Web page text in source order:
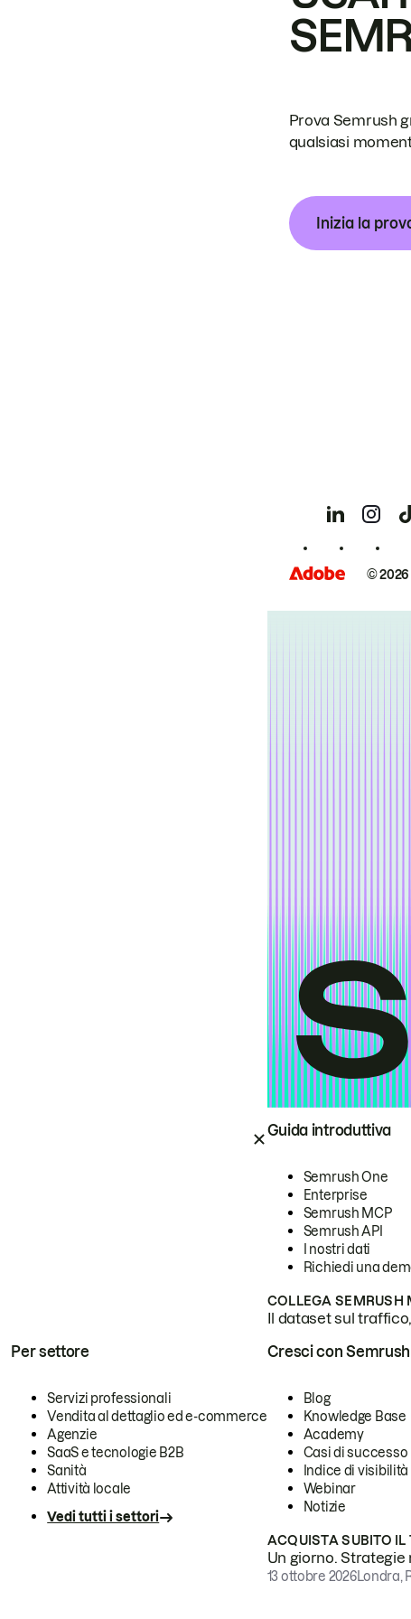
Guida introduttiva
Semrush One
Enterprise
Semrush MCP
Semrush API
I nostri dati
Richiedi una
COLLEGA SEMRUSH
Il dataset sul
Per settore
Servizi professionali
Vendita al dettaglio ed e-commerce
Agenzie
SaaS e tecnologie B2B
Sanità
Attività locale
Vedi tutti i settori
Cresci con Semrush
Blog
Knowledge Base
Academy
Casi di successo
Indice di visibilità
Webinar
Notizie
ACQUISTA SUBITO IL
Un giorno.
13 ottobre 2026Londra,
Prova Semrush
qualsiasi
Inizia la
©